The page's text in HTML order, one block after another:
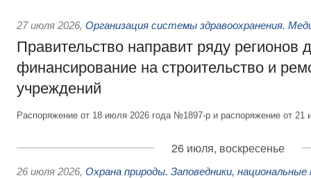
27 июля 2026, Организация системы здравоохранения.
Правительство направит ряду регионов
финансирование на строительство и
учреждений
Распоряжение от 18 июля 2026 года №1897-р и распоряжение от
26 июля, воскресенье
26 июля 2026, Охрана природы. Заповедники, национальные